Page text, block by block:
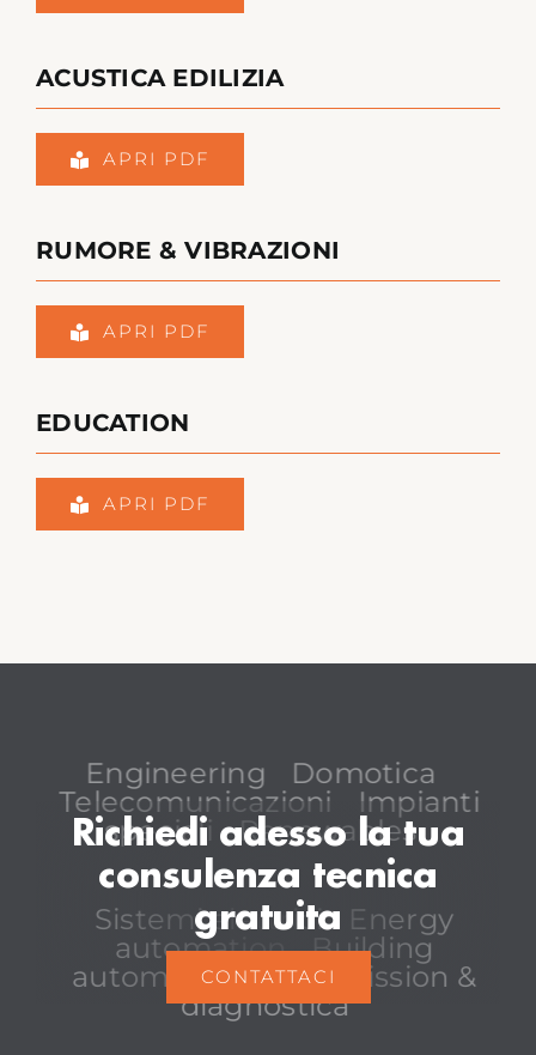
ACUSTICA EDILIZIA
APRI PDF
RUMORE & VIBRAZIONI
APRI PDF
EDUCATION
APRI PDF
Engineering
Domotica
Telecomunicazioni
Impianti
speciali
Renewables
Sistemi elettrici
Energy
automation
Building
automation
Commission &
diagnostica
Richiedi adesso la tua
consulenza tecnica
gratuita
CONTATTACI